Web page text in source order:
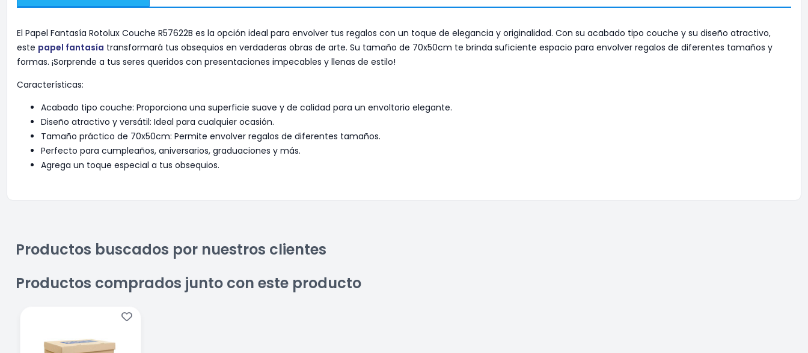
El Papel Fantasía Rotolux Couche R57622B es la opción ideal para envolver tus regalos con un toque de elegancia y originalidad. Con su acabado tipo couche y su diseño atractivo,
este papel fantasía transformará tus obsequios en verdaderas obras de arte. Su tamaño de 70x50cm te brinda suficiente espacio para envolver regalos de diferentes tamaños y
formas. ¡Sorprende a tus seres queridos con presentaciones impecables y llenas de estilo!
Características:
Acabado tipo couche: Proporciona una superficie suave y de calidad para un envoltorio elegante.
Diseño atractivo y versátil: Ideal para cualquier ocasión.
Tamaño práctico de 70x50cm: Permite envolver regalos de diferentes tamaños.
Perfecto para cumpleaños, aniversarios, graduaciones y más.
Agrega un toque especial a tus obsequios.
Productos buscados por nuestros clientes
Productos comprados junto con este producto